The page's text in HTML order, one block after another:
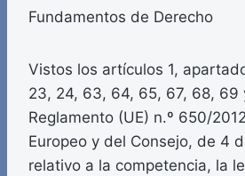
Fundamentos de Derecho
Vistos los artículos 1,
23, 24, 63, 64, 65, 67, 68, 69
Reglamento (UE) n.º 650/
Europeo y del Consejo, de 4
relativo a la competencia, la